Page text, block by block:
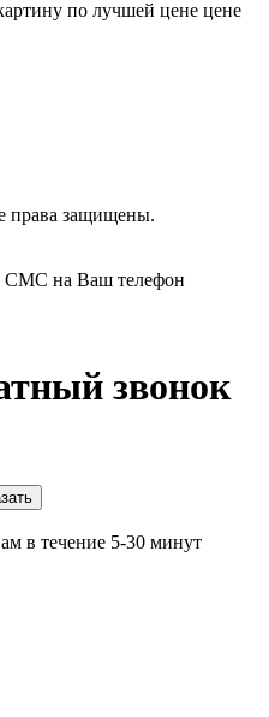
по лучшей цене цене
права защищены.
СМС на Ваш телефон
звонок
в течение 5-30 минут